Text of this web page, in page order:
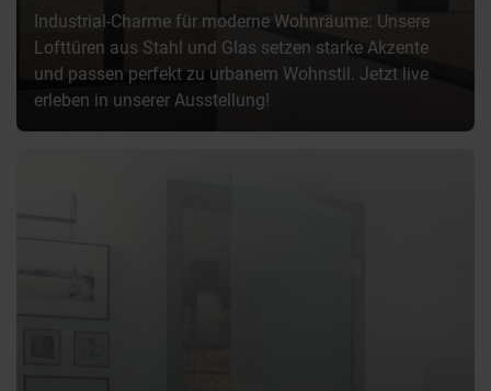
Industrial-Charme für moderne Wohnräume: Unsere
Lofttüren aus Stahl und Glas setzen starke Akzente
und passen perfekt zu urbanem Wohnstil. Jetzt live
erleben in unserer Ausstellung!